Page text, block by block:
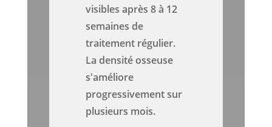
visibles après 8 à 12
semaines de
traitement régulier.
La densité osseuse
s'améliore
progressivement sur
plusieurs mois.